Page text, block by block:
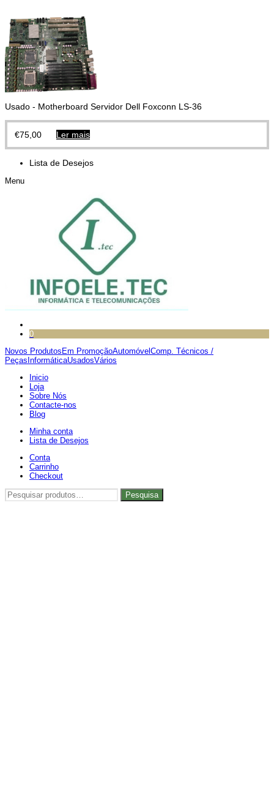
Usado - Motherboard Servidor Dell Foxconn LS-36
€75,00 Ler mais
Lista de Desejos
Menu
0
Novos Produtos Em PromoçãoAutomóvel Comp. Técnicos /
Peças InformáticaUsadosVários
Inicio
Loja
Sobre Nós
Contacte-nos
Blog
Minha conta
Lista de Desejos
Conta
Carrinho
Checkout
Pesquisar
por:
Pesquisa